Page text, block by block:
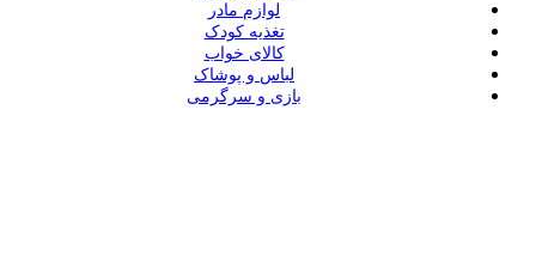
لوازم مادر
تغذیه کودک
کالای خواب
لباس و پوشاک
بازی و سرگرمی